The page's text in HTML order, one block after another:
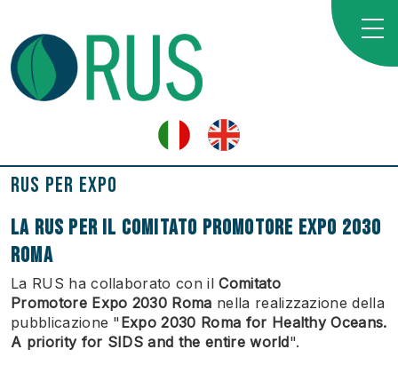
RUS per Expo
La RUS per il Comitato Promotore Expo 2030
Roma
La RUS ha collaborato con ilComitato
Promotore Expo 2030 Roma nella realizzazione della
pubblicazione " Expo 2030 Roma for Healthy Oceans.
A priority for SIDS and the entire world".